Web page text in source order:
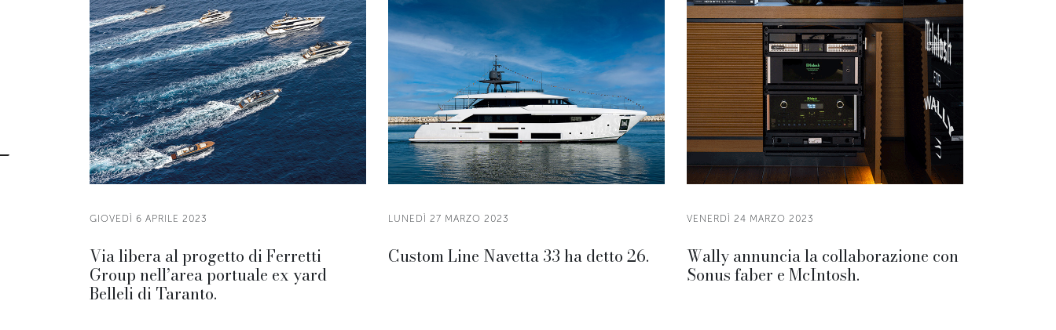
GIOVEDÌ 6 APRILE 2023
Via libera al progetto di Ferretti
Group nell’area portuale ex yard
Belleli di Taranto.
LUNEDÌ 27 MARZO 2023
Custom Line Navetta 33 ha detto 26.
VENERDÌ 24 MARZO 2023
Wally annuncia la collaborazione con
Sonus faber e McIntosh.